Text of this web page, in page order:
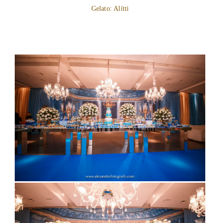
Gelato: Alítti